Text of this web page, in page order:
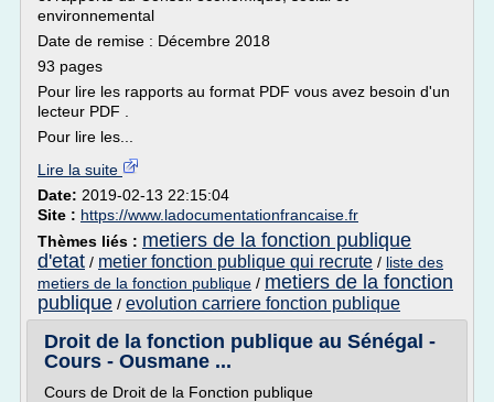
environnemental
Date de remise : Décembre 2018
93 pages
Pour lire les rapports au format PDF vous avez besoin d'un
lecteur PDF .
Pour lire les...
Lire la suite
Date: 2019-02-13 22:15:04
Site : https://www.ladocumentationfrancaise.fr
Thèmes liés : metiers de la fonction publique
d'etat / metier fonction publique qui recrute / liste des
metiers de la fonction publique / metiers de la fonction
publique / evolution carriere fonction publique
Droit de la fonction publique au Sénégal -
Cours - Ousmane ...
Cours de Droit de la Fonction publique